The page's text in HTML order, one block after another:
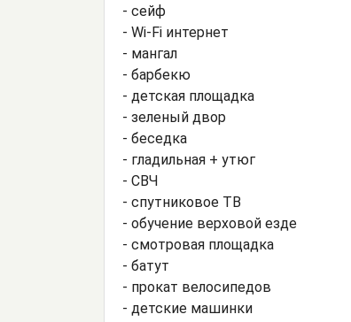
- сейф
- Wi-Fi интернет
- мангал
- барбекю
- детская площадка
- зеленый двор
- беседка
- гладильная + утюг
- СВЧ
- спутниковое ТВ
- обучение верховой езде
- смотровая площадка
- батут
- прокат велосипедов
- детские машинки